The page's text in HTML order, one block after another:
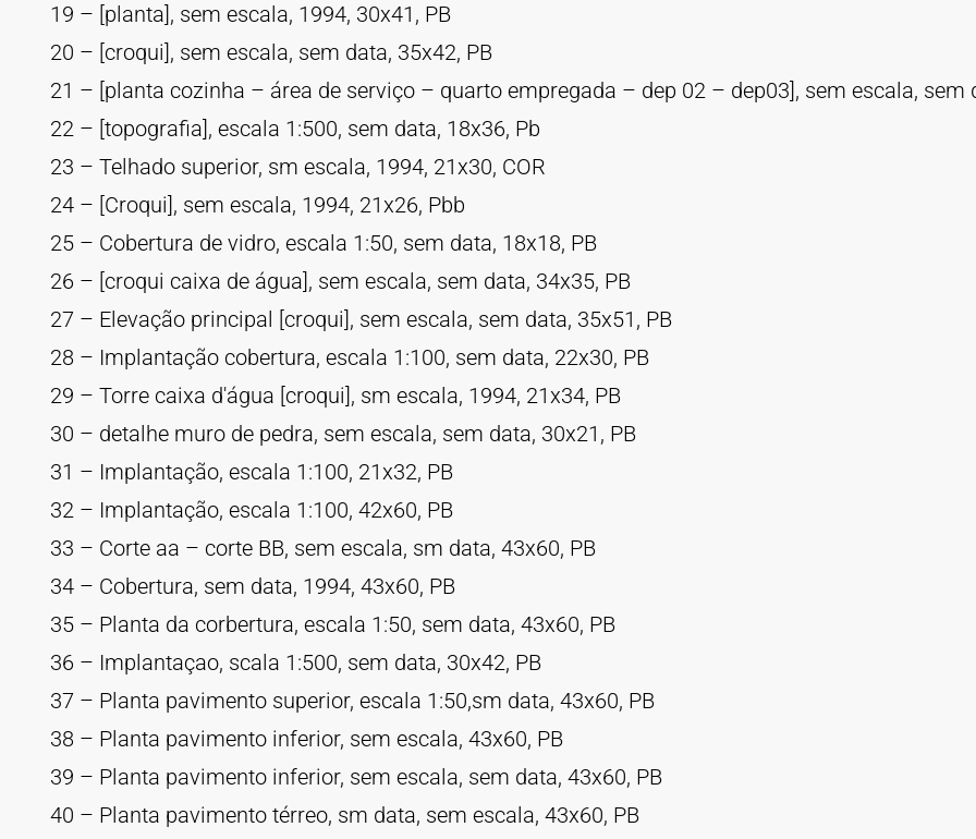
19 – [planta], sem escala, 1994, 30x41, PB
20 – [croqui], sem escala, sem data, 35x42, PB
21 – [planta cozinha – área de serviço – quarto empregada – dep 02 – dep03], sem escala, sem
22 – [topografia], escala 1:500, sem data, 18x36, Pb
23 – Telhado superior, sm escala, 1994, 21x30, COR
24 – [Croqui], sem escala, 1994, 21x26, Pbb
25 – Cobertura de vidro, escala 1:50, sem data, 18x18, PB
26 – [croqui caixa de água], sem escala, sem data, 34x35, PB
27 – Elevação principal [croqui], sem escala, sem data, 35x51, PB
28 – Implantação cobertura, escala 1:100, sem data, 22x30, PB
29 – Torre caixa d'água [croqui], sm escala, 1994, 21x34, PB
30 – detalhe muro de pedra, sem escala, sem data, 30x21, PB
31 – Implantação, escala 1:100, 21x32, PB
32 – Implantação, escala 1:100, 42x60, PB
33 – Corte aa – corte BB, sem escala, sm data, 43x60, PB
34 – Cobertura, sem data, 1994, 43x60, PB
35 – Planta da corbertura, escala 1:50, sem data, 43x60, PB
36 – Implantaçao, scala 1:500, sem data, 30x42, PB
37 – Planta pavimento superior, escala 1:50,sm data, 43x60, PB
38 – Planta pavimento inferior, sem escala, 43x60, PB
39 – Planta pavimento inferior, sem escala, sem data, 43x60, PB
40 – Planta pavimento térreo, sm data, sem escala, 43x60, PB